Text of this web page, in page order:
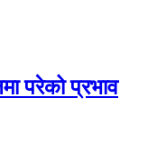
परेको प्रभाव